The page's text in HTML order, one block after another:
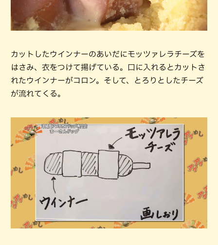
カットしたウインナーのあいだにモッツァレラチーズを
はさみ、衣をつけて揚げている。口に入れるとカットさ
れたウインナーがコロン。そして、とろりとしたチーズ
が流れてくる。